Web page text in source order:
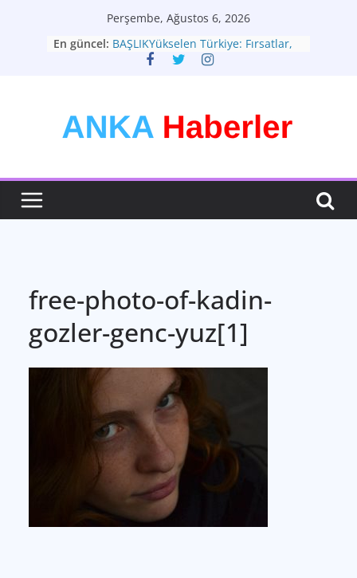
Perşembe, Ağustos 6, 2026
En güncel: BAŞLIKYükselen Türkiye: Fırsatlar,
Zorluklar ve Yeni Vizyon
Teknolojinin Hayatımızdaki Yeri ve
Geleceği: Büyük Dönüşüm
free-photo-of-kadin-
gozler-genc-yuz[1]